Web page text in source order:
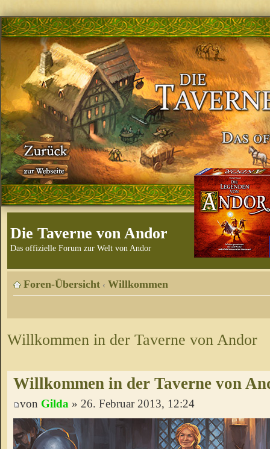
Die Taverne von Andor
Das offizielle Forum zur Welt von Andor
Foren-Übersicht ‹ Willkommen
Willkommen in der Taverne von Andor
Willkommen in der Taverne von
von Gilda » 26. Februar 2013, 12:24